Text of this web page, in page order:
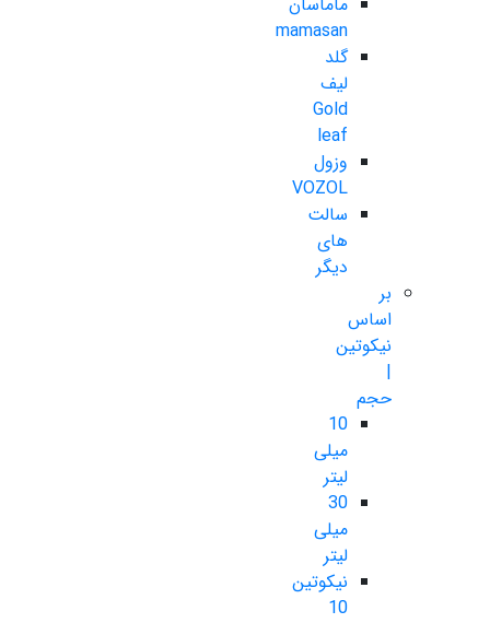
mamasan
گلد
لیف
Gold
leaf
وزول
VOZOL
سالت
های
دیگر
بر
اساس
نیکوتین
|
حجم
10
میلی
لیتر
30
میلی
لیتر
نیکوتین
10